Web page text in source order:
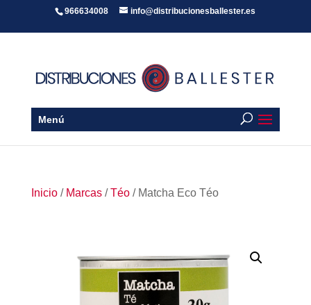
966634008 info@distribucionesballester.es
Menú
Inicio/ Marcas/Téo/ Matcha Eco Téo